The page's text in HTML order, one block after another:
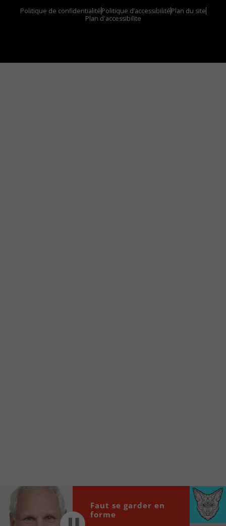
Politique de confidentialitéPolitique d’accessibilitéPlan du site
Plan d'accessibilite
locale vous sont maintenant accessibles en un clic!
Player
00:00
Faut se garder en
forme